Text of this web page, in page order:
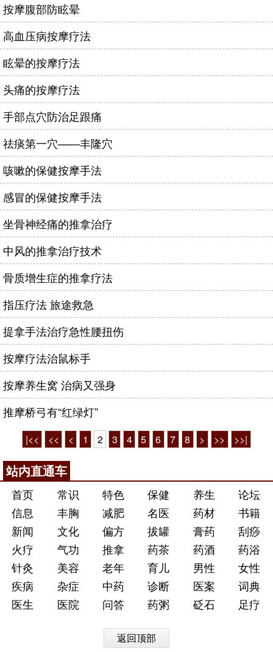
按摩腹部防眩晕
高血压病按摩疗法
眩晕的按摩疗法
头痛的按摩疗法
手部点穴防治足跟痛
祛痰第一穴——丰隆穴
咳嗽的保健按摩手法
感冒的保健按摩手法
坐骨神经痛的推拿治疗
中风的推拿治疗技术
骨质增生症的推拿疗法
指压疗法 旅途救急
提拿手法治疗急性腰扭伤
按摩疗法治鼠标手
按摩养生窝 治病又强身
推摩桥弓有“红绿灯”
|<< << < 1 2 3 4 5 6 7 8 > >> >>|
站内直通车
首页 常识 特色 保健 养生
论坛
信息
丰胸 减肥 名医 药材
书籍
新闻
文化 偏方 拔罐 膏药
刮痧
火疗
气功 推拿 药茶 药酒
药浴
针灸
美容 老年 育儿 男性
女性
疾病
杂症 中药 诊断 医案
词典
医生
医院 问答 药粥 砭石 足疗
返回顶部